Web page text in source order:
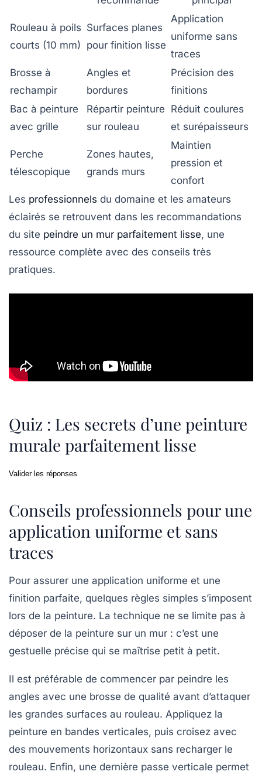
Rouleau à poils
courts (10 mm)
Surfaces planes
pour finition lisse
Application
uniforme sans
traces
Brosse à
rechampir
Angles et
bordures
Précision des
finitions
Bac à peinture
avec grille
Répartir peinture
sur rouleau
Réduit coulures
et surépaisseurs
Perche
télescopique
Zones hautes,
grands murs
Maintien
pression et
confort
Les professionnels du domaine et les amateurs
éclairés se retrouvent dans les recommandations
du site peindre un mur parfaitement lisse, une
ressource complète avec des conseils très
pratiques.
Quiz : Les secrets d’une peinture
murale parfaitement lisse
Valider les réponses
Conseils professionnels pour une
application uniforme et sans
traces
Pour assurer une application uniforme et une
finition parfaite, quelques règles simples s’imposent
lors de la peinture. La technique ne se limite pas à
déposer de la peinture sur un mur : c’est une
gestuelle précise qui se maîtrise petit à petit.
Il est préférable de commencer par peindre les
angles avec une brosse de qualité avant d’attaquer
les grandes surfaces au rouleau. Appliquez la
peinture en bandes verticales, puis croisez avec
des mouvements horizontaux sans recharger le
rouleau. Enfin, une dernière passe verticale permet